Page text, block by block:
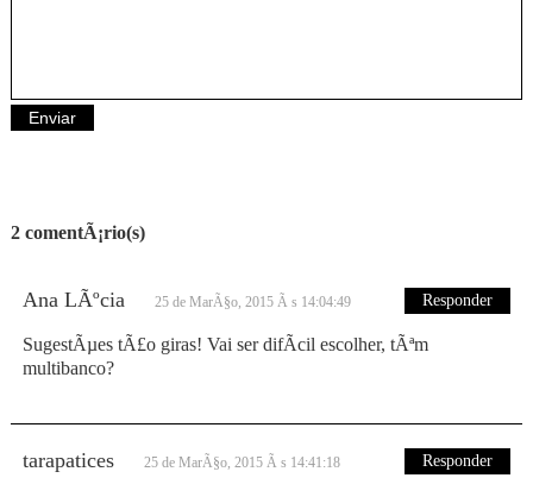
2 comentÃ¡rio(s)
Ana LÃºcia 25 de MarÃ§o, 2015 Ã s 14:04:49 Responder
SugestÃµes tÃ£o giras! Vai ser difÃ­cil escolher, tÃªm
multibanco?
tarapatices 25 de MarÃ§o, 2015 Ã s 14:41:18 Responder